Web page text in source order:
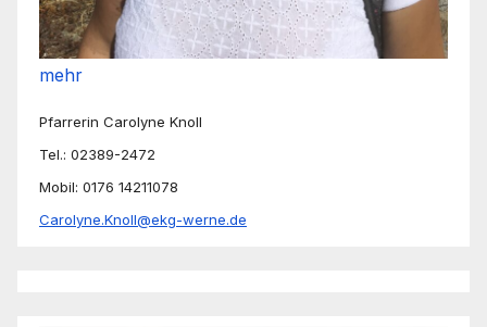
mehr
Pfarrerin Carolyne Knoll
Tel.: 02389-2472
Mobil: 0176 14211078
Carolyne.Knoll@ekg-werne.de